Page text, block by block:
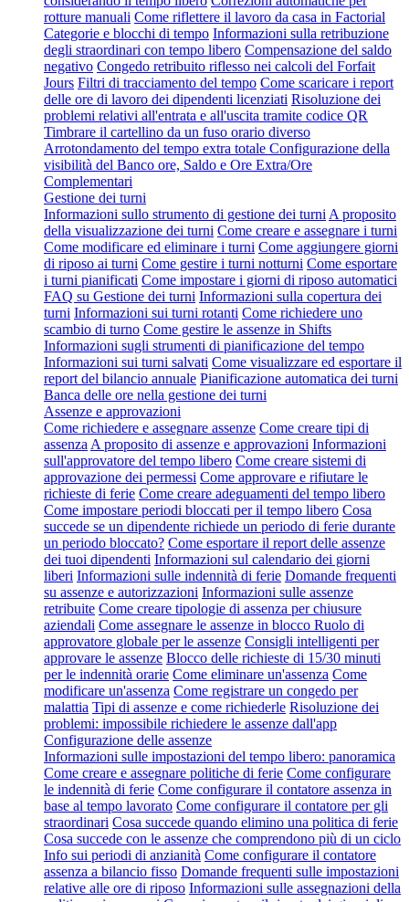
rotture manuali Come riflettere il lavoro da casa in Factorial
Categorie e blocchi di tempo Informazioni sulla retribuzione
degli straordinari con tempo libero Compensazione del saldo
negativo Congedo retribuito riflesso nei calcoli del Forfait
Jours Filtri di tracciamento del tempo Come scaricare i report
delle ore di lavoro dei dipendenti licenziati Risoluzione dei
problemi relativi all'entrata e all'uscita tramite codice QR
Timbrare il cartellino da un fuso orario diverso
Arrotondamento del tempo extra totale Configurazione della
visibilità del Banco ore, Saldo e Ore Extra/Ore
Complementari
Gestione dei turni
Informazioni sullo strumento di gestione dei turni A proposito
della visualizzazione dei turni Come creare e assegnare i turni
Come modificare ed eliminare i turni Come aggiungere giorni
di riposo ai turni Come gestire i turni notturni Come esportare
i turni pianificati Come impostare i giorni di riposo automatici
FAQ su Gestione dei turni Informazioni sulla copertura dei
turni Informazioni sui turni rotanti Come richiedere uno
scambio di turno Come gestire le assenze in Shifts
Informazioni sugli strumenti di pianificazione del tempo
Informazioni sui turni salvati Come visualizzare ed esportare il
report del bilancio annuale Pianificazione automatica dei turni
Banca delle ore nella gestione dei turni
Assenze e approvazioni
Come richiedere e assegnare assenze Come creare tipi di
assenza A proposito di assenze e approvazioni Informazioni
sull'approvatore del tempo libero Come creare sistemi di
approvazione dei permessi Come approvare e rifiutare le
richieste di ferie Come creare adeguamenti del tempo libero
Come impostare periodi bloccati per il tempo libero Cosa
succede se un dipendente richiede un periodo di ferie durante
un periodo bloccato? Come esportare il report delle assenze
dei tuoi dipendenti Informazioni sul calendario dei giorni
liberi Informazioni sulle indennità di ferie Domande frequenti
su assenze e autorizzazioni Informazioni sulle assenze
retribuite Come creare tipologie di assenza per chiusure
aziendali Come assegnare le assenze in blocco Ruolo di
approvatore globale per le assenze Consigli intelligenti per
approvare le assenze Blocco delle richieste di 15/30 minuti
per le indennità orarie Come eliminare un'assenza Come
modificare un'assenza Come registrare un congedo per
malattia Tipi di assenze e come richiederle Risoluzione dei
problemi: impossibile richiedere le assenze dall'app
Configurazione delle assenze
Informazioni sulle impostazioni del tempo libero: panoramica
Come creare e assegnare politiche di ferie Come configurare
le indennità di ferie Come configurare il contatore assenza in
base al tempo lavorato Come configurare il contatore per gli
straordinari Cosa succede quando elimino una politica di ferie
Cosa succede con le assenze che comprendono più di un ciclo
Info sui periodi di anzianità Come configurare il contatore
assenza a bilancio fisso Domande frequenti sulle impostazioni
relative alle ore di riposo Informazioni sulle assegnazioni della